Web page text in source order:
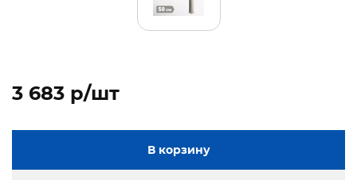
3 683 p/шт
В корзину